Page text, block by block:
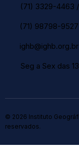
(71) 3329-4463 /
(71) 98798-9527
ighb@ighb.org.br
Seg a Sex das
© 2026 Instituto
reservados.